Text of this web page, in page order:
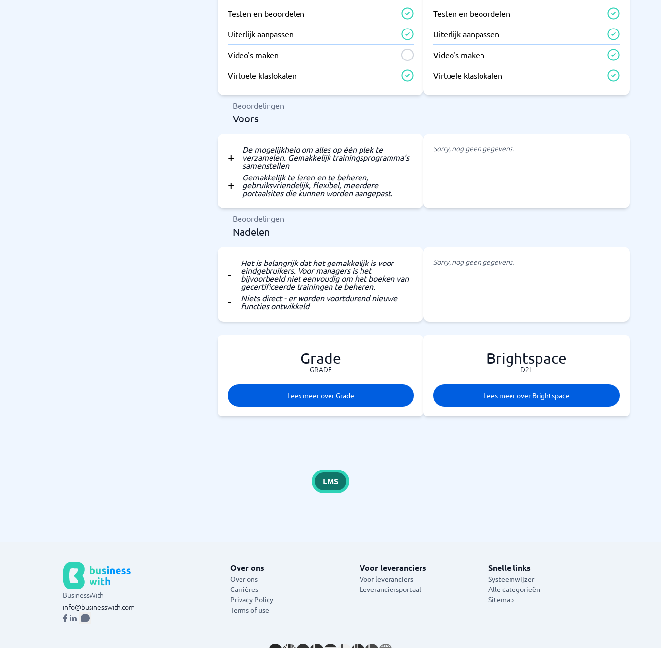
Testen en beoordelen
Uiterlijk aanpassen
Video's maken
Virtuele klaslokalen
Testen en beoordelen
Uiterlijk aanpassen
Video's maken
Virtuele klaslokalen
Beoordelingen
Voors
De mogelijkheid om alles op één plek te
verzamelen. Gemakkelijk trainingsprogramma's
samenstellen
Gemakkelijk te leren en te beheren,
gebruiksvriendelijk, flexibel, meerdere
portaalsites die kunnen worden aangepast.
Sorry, nog geen gegevens.
Beoordelingen
Nadelen
Het is belangrijk dat het gemakkelijk is voor
eindgebruikers. Voor managers is het
bijvoorbeeld niet eenvoudig om het boeken van
gecertificeerde trainingen te beheren.
Niets direct - er worden voortdurend nieuwe
functies ontwikkeld
Sorry, nog geen gegevens.
Grade
GRADE
Lees meer over Grade
Brightspace
D2L
Lees meer over Brightspace
LMS
BusinessWith
info@businesswith.com
Over ons
Over ons
Carrières
Privacy Policy
Terms of use
Voor leveranciers
Voor leveranciers
Leveranciersportaal
Snelle links
Systeemwijzer
Alle categorieën
Sitemap